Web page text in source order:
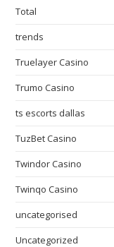
Total
trends
Truelayer Casino
Trumo Casino
ts escorts dallas
TuzBet Casino
Twindor Casino
Twinqo Casino
uncategorised
Uncategorized